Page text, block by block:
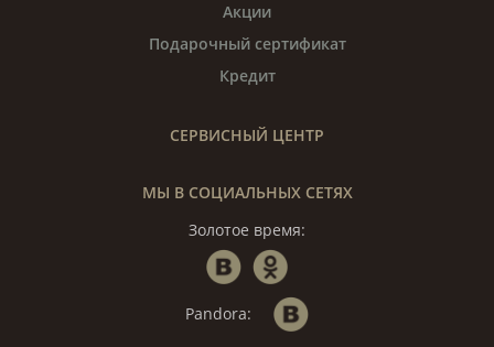
Акции
Подарочный сертификат
Кредит
СЕРВИСНЫЙ ЦЕНТР
МЫ В СОЦИАЛЬНЫХ СЕТЯХ
Золотое время:
Pandora: